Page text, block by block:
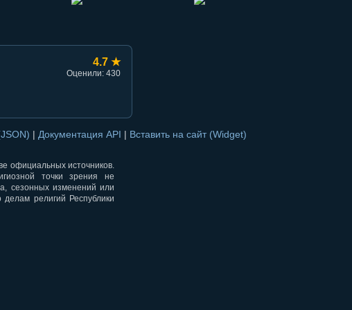
4.7 ★
Оценили: 430
| Документация API | Вставить на сайт (Widget)
официальных источников.
точки зрения не
сезонных изменений или
религий Республики